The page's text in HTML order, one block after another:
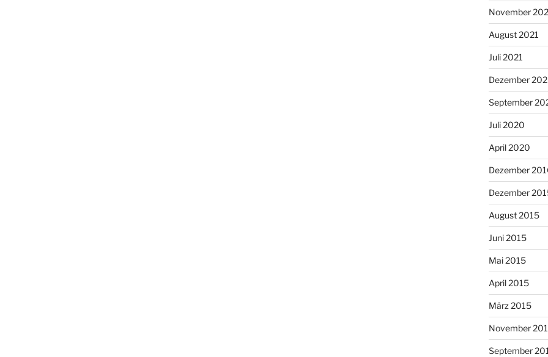
November
August 2021
Juli 2021
Dezember
September
Juli 2020
April 2020
Dezember
Dezember
August 2015
Juni 2015
Mai 2015
April 2015
März 2015
November
September